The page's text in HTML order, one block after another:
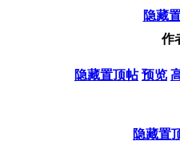
隐藏
作
隐藏置顶帖 预览
隐藏置